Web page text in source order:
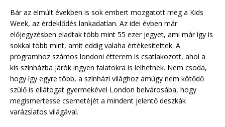
Bár az elmúlt években is sok embert mozgatott meg a Kids
Week, az érdeklődés lankadatlan. Az idei évben már
előjegyzésben eladtak több mint 55 ezer jegyet, ami már így is
sokkal több mint, amit eddig valaha értékesítettek. A
programhoz számos londoni étterem is csatlakozott, ahol a
kis színházba járók ingyen falatokra is lelhetnek. Nem csoda,
hogy így egyre több, a színházi világhoz amúgy nem kötődő
szülő is ellátogat gyermekével London belvárosába, hogy
megismertesse csemetéjét a mindent jelentő deszkák
varázslatos világával.